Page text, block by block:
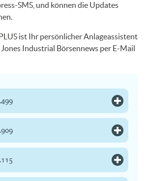
SMS, und können die Updates
ist Ihr persönlicher Anlageassistent
Industrial Börsennews per E-Mail